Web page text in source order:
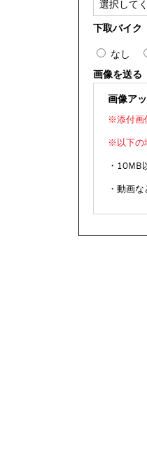
下取バイク
なし
画像を送る
画像ア
※添付画
※以下の
・10MB
・動画